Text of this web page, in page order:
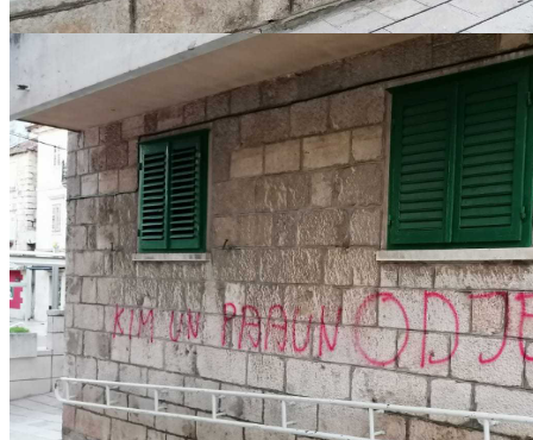
IMG-20221217-WA0002